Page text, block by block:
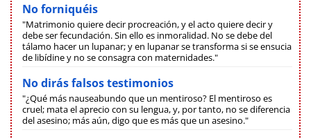
No forniquéis
"Matrimonio quiere decir procreación, y el acto quiere decir y
debe ser fecundación. Sin ello es inmoralidad. No se debe del
tálamo hacer un lupanar; y en lupanar se transforma si se ensucia
de libídine y no se consagra con maternidades."
No dirás falsos testimonios
"¿Qué más nauseabundo que un mentiroso? El mentiroso es
cruel; mata el aprecio con su lengua, y, por tanto, no se diferencia
del asesino; más aún, digo que es más que un asesino."